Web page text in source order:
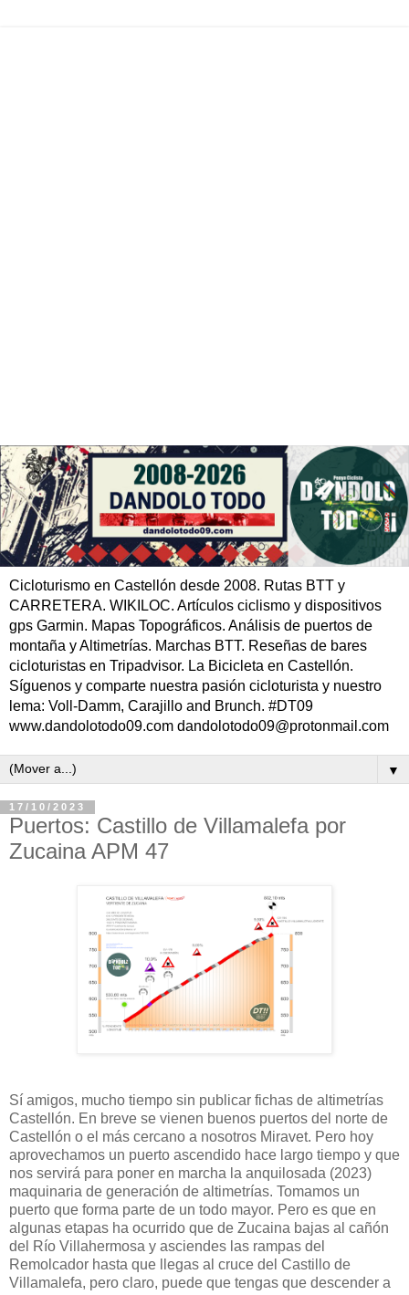
Cicloturismo en Castellón desde 2008. Rutas BTT y
CARRETERA. WIKILOC. Artículos ciclismo y dispositivos
gps Garmin. Mapas Topográficos. Análisis de puertos de
montaña y Altimetrías. Marchas BTT. Reseñas de bares
cicloturistas en Tripadvisor. La Bicicleta en Castellón.
Síguenos y comparte nuestra pasión cicloturista y nuestro
lema: Voll-Damm, Carajillo and Brunch. #DT09
www.dandolotodo09.com dandolotodo09@protonmail.com
▼
17/10/2023
Puertos: Castillo de Villamalefa por
Zucaina APM 47
Sí amigos, mucho tiempo sin publicar fichas de altimetrías
Castellón. En breve se vienen buenos puertos del norte de
Castellón o el más cercano a nosotros Miravet. Pero hoy
aprovechamos un puerto ascendido hace largo tiempo y que
nos servirá para poner en marcha la anquilosada (2023)
maquinaria de generación de altimetrías. Tomamos un
puerto que forma parte de un todo mayor. Pero es que en
algunas etapas ha ocurrido que de Zucaina bajas al cañón
del Río Villahermosa y asciendes las rampas del
Remolcador hasta que llegas al cruce del Castillo de
Villamalefa, pero claro, puede que tengas que descender a